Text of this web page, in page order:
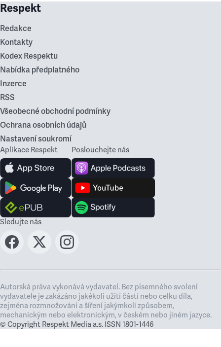
Respekt
Redakce
Kontakty
Kodex Respektu
Nabídka předplatného
Inzerce
RSS
Všeobecné obchodní podmínky
Ochrana osobních údajů
Nastavení soukromí
Aplikace Respekt Poslouchejte nás
Sledujte nás
Autorská práva vykonává vydavatel. Bez písemného svolení
vydavatele je zakázáno jakékoli užití částí nebo celku díla,
zejména rozmnožování a šíření jakýmkoli způsobem,
mechanickým nebo elektronickým, v českém nebo jiném jazyce.
© Copyright Respekt Media a.s. ISSN 1801-1446